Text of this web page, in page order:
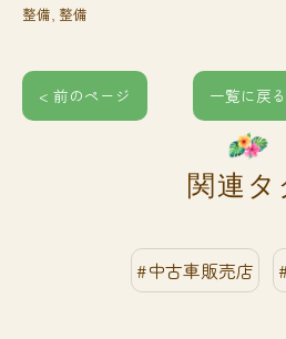
整備 整備
< 前のページ 一覧に戻る
関連タ
#中古車販売店